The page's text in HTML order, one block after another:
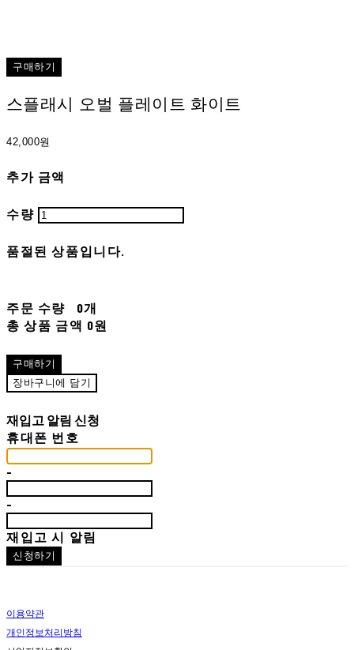
구매하기
스플래시 오벌 플레이트 화이트
42,000원
추가 금액
수량
품절된 상품입니다.
주문 수량
0개
총 상품 금액 0원
구매하기
장바구니에 담기
재입고 알림 신청
휴대폰 번호
-
-
재입고 시 알림
신청하기
이용약관
개인정보처리방침